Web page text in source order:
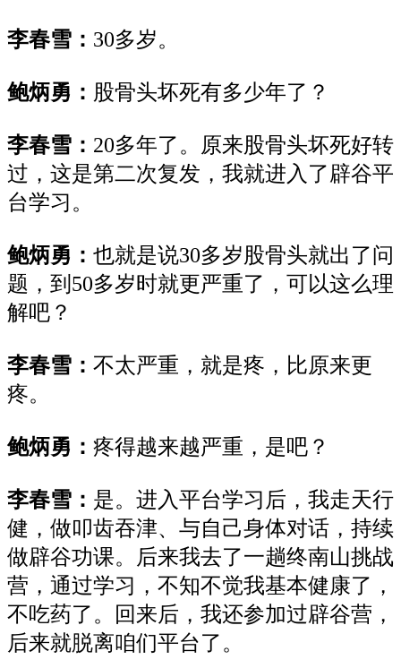
李春雪： 30多岁。
鲍炳勇： 股骨头坏死有多少年了？
李春雪： 20多年了。原来股骨头坏死好转
过 ，这是第二次复发 ，我就进入了辟谷平
台学习 。
鲍炳勇： 也就是说30多岁股骨头就出了问
题 ，到 50多岁时就更严重了，可以这么理
解吧？
李春雪： 不太严重，就是疼，比原来更
疼。
鲍炳勇： 疼得越来越严重，是吧？
李春雪： 是。 进入平台学习后，我走天行
健，做叩齿吞津、与自己身体对话 ，持续
做辟谷功课。后来我去了一趟终南山挑战
营 ，通过学习 ， 不知不觉我基本健康了，
不吃药了。回来后，我还参加过辟谷营，
后来就脱离咱们平台了。